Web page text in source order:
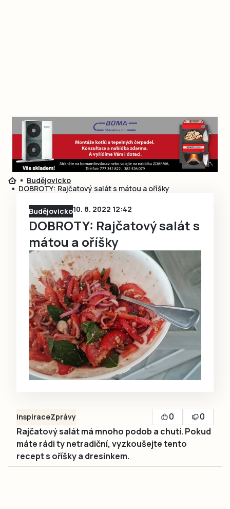
Budějovicko
DOBROTY: Rajčatový salát s mátou a oříšky
Budějovicko10. 8. 2022 12:42
DOBROTY: Rajčatový salát s
mátou a oříšky
InspiraceZprávy 0
0
Rajčatový salát má mnoho podob a chutí. Pokud
máte rádi ty netradiční, vyzkoušejte tento
recept s oříšky a dresinkem.